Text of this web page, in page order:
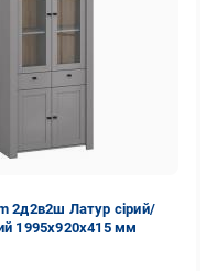
2д2в2ш Латур сірий/
1995х920х415 мм